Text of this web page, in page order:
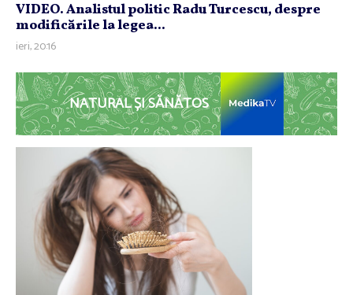
VIDEO. Analistul politic Radu Turcescu, despre
modificările la legea...
ieri, 20:16
NATURAL ȘI SĂNĂTOS